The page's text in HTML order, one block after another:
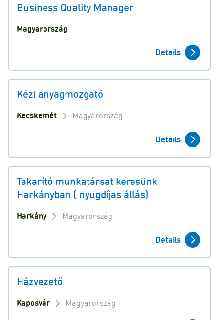
Business Quality Manager
Magyarország
Details
Kézi anyagmozgató
Kecskemét Magyarország
Details
Takarító munkatársat keresünk
Harkányban ( nyugdíjas állás)
Harkány Magyarország
Details
Házvezető
Kaposvár Magyarország